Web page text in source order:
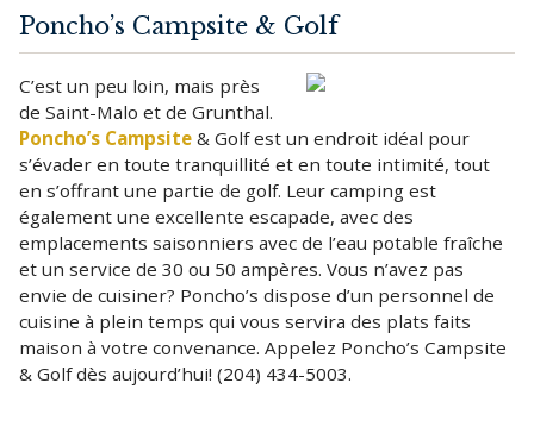
Poncho’s Campsite & Golf
C’est un peu loin, mais près
de Saint-Malo et de Grunthal.
Poncho’s Campsite & Golf est un endroit idéal pour
s’évader en toute tranquillité et en toute intimité, tout
en s’offrant une partie de golf. Leur camping est
également une excellente escapade, avec des
emplacements saisonniers avec de l’eau potable fraîche
et un service de 30 ou 50 ampères. Vous n’avez pas
envie de cuisiner? Poncho’s dispose d’un personnel de
cuisine à plein temps qui vous servira des plats faits
maison à votre convenance. Appelez Poncho’s Campsite
& Golf dès aujourd’hui! (204) 434-5003.